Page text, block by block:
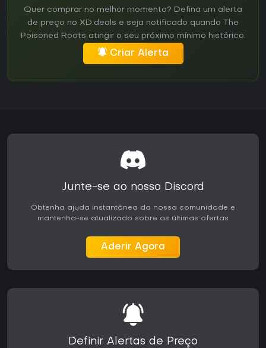
Quer comprar no melhor momento? Defina um alerta
de preço no XD.deals e seja notificado quando The
Poisoned Roots atingir o seu próximo mínimo histórico.
Criar Alerta
Junte-se ao nosso Discord
Obtenha ajuda instantânea da nossa comunidade e
mantenha-se atualizado sobre as últimas ofertas
Aderir Agora
Definir Alertas de Preço